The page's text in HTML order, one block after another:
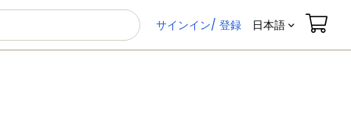
サインイン/ 登録 日本語